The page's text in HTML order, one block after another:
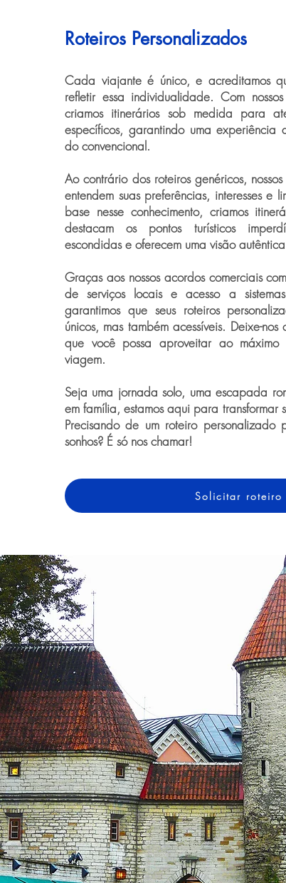
Roteiros Personalizados
Cada viajante é único, e acreditamos
refletir essa individualidade. Com
criamos itinerários sob medida para
específicos, garantindo uma
do convencional.
Ao contrário dos roteiros genéricos,
entendem suas preferências, interesses e
base nesse conhecimento, criamos
destacam os pontos turísticos
escondidas e oferecem uma visão
Graças aos nossos acordos comerciais
de serviços locais e acesso a
garantimos que seus roteiros
únicos, mas também acessíveis. Deixe-
que você possa aproveitar ao
viagem.
Seja uma jornada solo, uma escapada
em família, estamos aqui para transformar
Precisando de um roteiro
sonhos? É só nos chamar!
Solicitar roteiro